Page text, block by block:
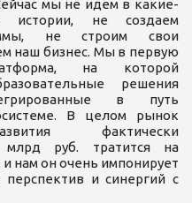
мы не идем в какие-
истории, не создаем
не строим свои
наш бизнес. Мы в первую
на которой
решения
в путь
В целом рынок
фактически
млрд руб. тратится на
нам он очень импонирует
и синергий с